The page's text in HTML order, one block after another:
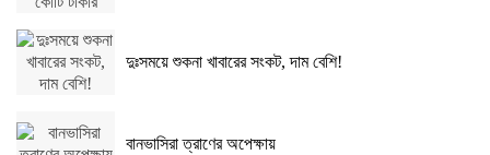
দুঃসময়ে শুকনা খাবারের সংকট, দাম বেশি!
বানভাসিরা ত্রাণের অপেক্ষায়